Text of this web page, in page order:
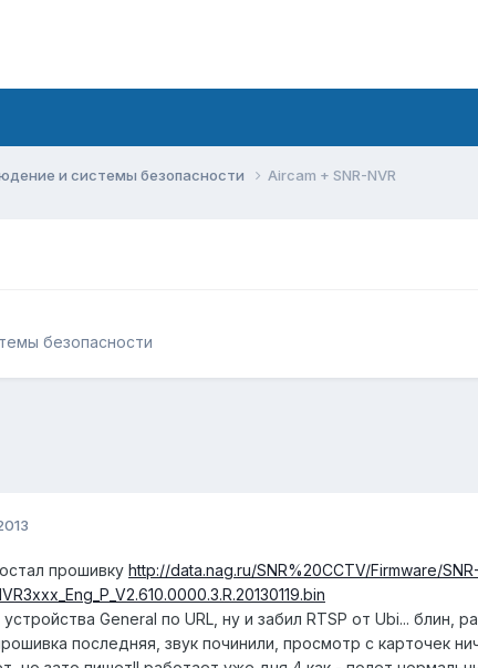
и системы безопасности Aircam + SNR-NVR
безопасности
прошивку http://data.nag.ru/SNR%20CCTV/Firmware/
General по URL, ну и забил RTSP от Ubi... блин,
последняя, звук починили, просмотр с карточек